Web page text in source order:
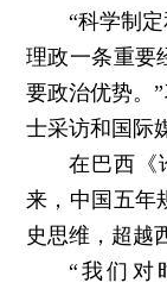
“科学制
理政一条重要
要政治优势。
士采访和国际
在巴西《
来，中国五年
史思维，超越
“我们对